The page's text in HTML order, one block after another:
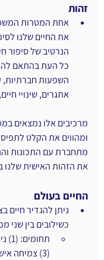
זהות
אחת המטרות
את החיים שלנו
הנרטיב של סיפור
כל העת בהתאם
השפעות חברתיות,
אתגרים, שינויי
מרכיבים אלו נמצאים
ומהווים את הקלט
את הזהות האישית שלנו
החיים בעולם
ניתן להגדיר חיים
כשילובים בין שני
(3) צמיחה